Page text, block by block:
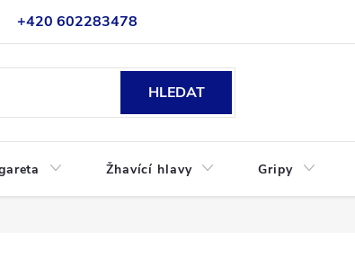
+420 602283478
HLEDAT
Žhavící hlavy Gripy